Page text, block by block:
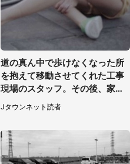
道の真ん中で歩けなくなった所
を抱えて移動させてくれた工事
現場のスタッフ。その後、家ま
で私を送ると（大阪府・40代女
性）
Jタウンネット読者